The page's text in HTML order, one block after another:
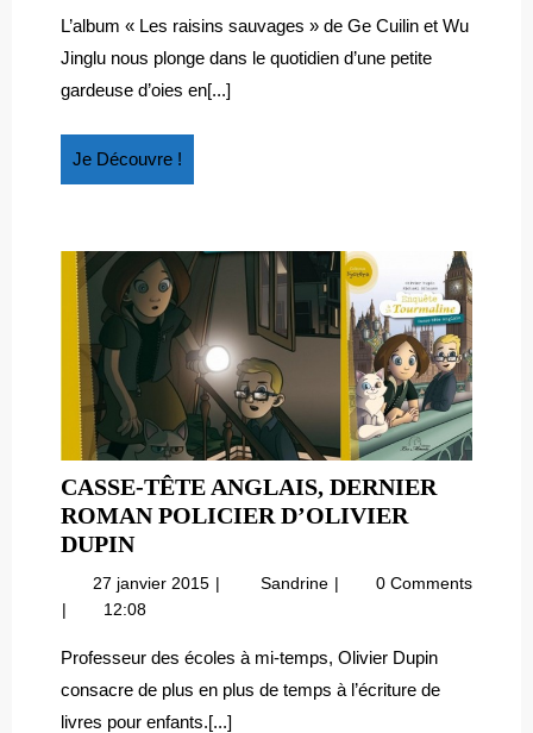
conte
poétique
L’album « Les raisins sauvages » de Ge Cuilin et Wu
Jinglu nous plonge dans le quotidien d’une petite
gardeuse d’oies en[...]
Je Découvre !
Découvre
CASSE-TÊTE ANGLAIS, DERNIER
ROMAN POLICIER D’OLIVIER
DUPINCASSE-
TÊTE
ANGLAIS,
ROMAN
POLICIER
D’OLIVIER
27 janvier 2015 27
Sandrine Casse-
dernier
roman
0 Comments
12:08
Professeur des écoles à mi-temps, Olivier Dupin
consacre de plus en plus de temps à l’écriture de
livres pour enfants.[...]